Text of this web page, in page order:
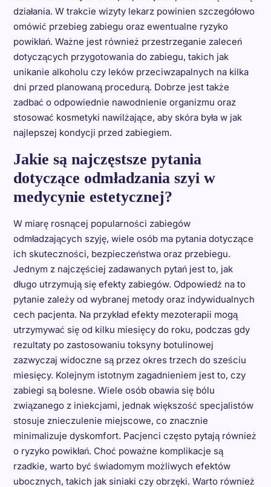
działania. W trakcie wizyty lekarz powinien szczegółowo
omówić przebieg zabiegu oraz ewentualne ryzyko
powikłań. Ważne jest również przestrzeganie zaleceń
dotyczących przygotowania do zabiegu, takich jak
unikanie alkoholu czy leków przeciwzapalnych na kilka
dni przed planowaną procedurą. Dobrze jest także
zadbać o odpowiednie nawodnienie organizmu oraz
stosować kosmetyki nawilżające, aby skóra była w jak
najlepszej kondycji przed zabiegiem.
Jakie są najczęstsze pytania
dotyczące odmładzania szyi w
medycynie estetycznej?
W miarę rosnącej popularności zabiegów
odmładzających szyję, wiele osób ma pytania dotyczące
ich skuteczności, bezpieczeństwa oraz przebiegu.
Jednym z najczęściej zadawanych pytań jest to, jak
długo utrzymują się efekty zabiegów. Odpowiedź na to
pytanie zależy od wybranej metody oraz indywidualnych
cech pacjenta. Na przykład efekty mezoterapii mogą
utrzymywać się od kilku miesięcy do roku, podczas gdy
rezultaty po zastosowaniu toksyny botulinowej
zazwyczaj widoczne są przez okres trzech do sześciu
miesięcy. Kolejnym istotnym zagadnieniem jest to, czy
zabiegi są bolesne. Wiele osób obawia się bólu
związanego z iniekcjami, jednak większość specjalistów
stosuje znieczulenie miejscowe, co znacznie
minimalizuje dyskomfort. Pacjenci często pytają również
o ryzyko powikłań. Choć poważne komplikacje są
rzadkie, warto być świadomym możliwych efektów
ubocznych, takich jak siniaki czy obrzęki. Warto również